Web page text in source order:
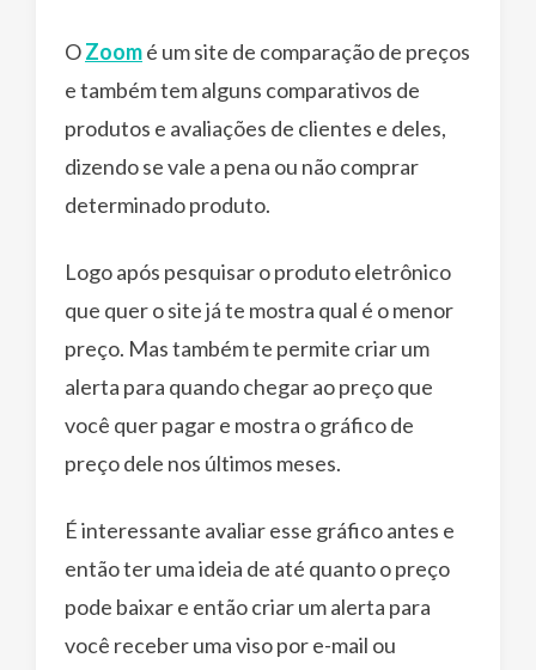
OZoomé um site de comparação de preços
e também tem alguns comparativos de
produtos e avaliações de clientes e deles,
dizendo se vale a pena ou não comprar
determinado produto.
Logo após pesquisar o produto eletrônico
que quer o site já te mostra qual é o menor
preço. Mas também te permite criar um
alerta para quando chegar ao preço que
você quer pagar e mostra o gráfico de
preço dele nos últimos meses.
É interessante avaliar esse gráfico antes e
então ter uma ideia de até quanto o preço
pode baixar e então criar um alerta para
você receber uma viso por e-mail ou